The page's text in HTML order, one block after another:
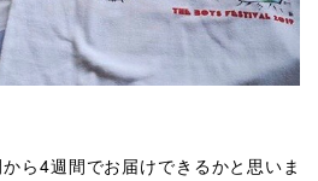
ら4週間でお届けできるかと思いま